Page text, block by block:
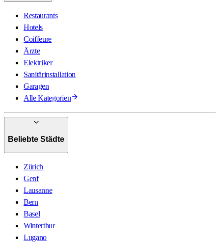
Restaurants
Hotels
Coiffeure
Ärzte
Elektriker
Sanitärinstallation
Garagen
Alle Kategorien
Beliebte Städte
Zürich
Genf
Lausanne
Bern
Basel
Winterthur
Lugano